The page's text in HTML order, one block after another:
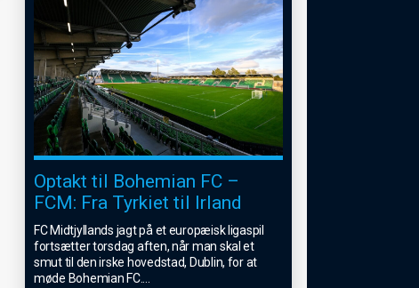
Optakt til Bohemian FC –
FCM: Fra Tyrkiet til Irland
FC Midtjyllands jagt på et europæisk ligaspil
fortsætter torsdag aften, når man skal et
smut til den irske hovedstad, Dublin, for at
møde Bohemian FC....